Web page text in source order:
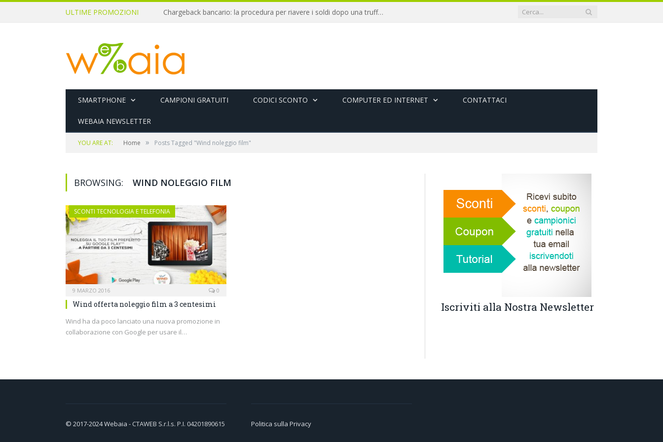
ULTIME PROMOZIONI Chargeback bancario: la procedura per riavere i soldi dopo una truffa online
SMARTPHONE CAMPIONI GRATUITI CODICI SCONTO COMPUTER ED INTERNET CONTATTACI
WEBAIA NEWSLETTER
YOU ARE AT: Home » Posts Tagged "Wind noleggio film"
BROWSING: WIND NOLEGGIO FILM
SCONTI TECNOLOGIA E TELEFONIA
9 MARZO 2016 0
Wind offerta noleggio film a 3 centesimi
Wind ha da poco lanciato una nuova promozione in
collaborazione con Google per usare il…
Iscriviti alla Nostra Newsletter
© 2017-2024Webaia - CTAWEB S.r.l.s. P.I. 04201890615 Politica sulla Privacy